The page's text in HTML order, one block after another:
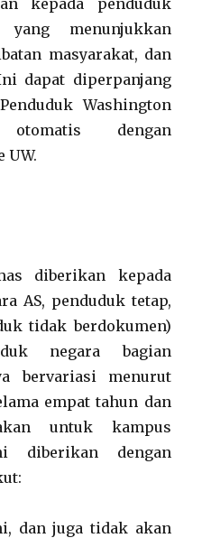
menunjukkan
masyarakat, dan
dapat diperpanjang
Washington
dengan
UW.
diberikan kepada
AS, penduduk tetap,
tidak berdokumen)
negara bagian
bervariasi menurut
empat tahun dan
untuk kampus
diberikan dengan
dan juga tidak akan